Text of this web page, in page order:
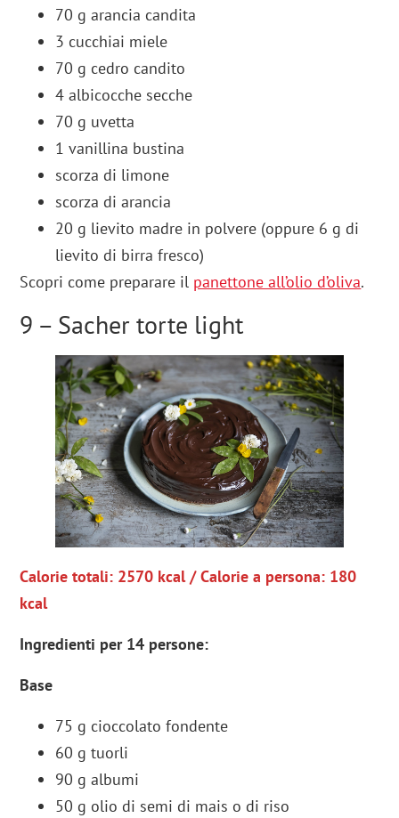
70 g arancia candita
3 cucchiai miele
70 g cedro candito
4 albicocche secche
70 g uvetta
1 vanillina bustina
scorza di limone
scorza di arancia
20 g lievito madre in polvere (oppure 6 g di
lievito di birra fresco)
Scopri come preparare il panettone all’olio d’oliva.
9 – Sacher torte light
Calorie totali: 2570 kcal / Calorie a persona: 180
kcal
Ingredienti per 14 persone:
Base
75 g cioccolato fondente
60 g tuorli
90 g albumi
50 g olio di semi di mais o di riso